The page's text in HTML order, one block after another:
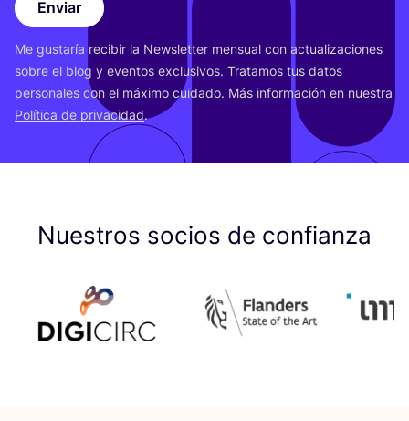
Enviar
Me gus­ta­ría reci­bir la News­let­ter men­sual con actua­li­za­cio­nes
sobre el blog y even­tos exclu­si­vos. Tra­ta­mos tus datos
per­so­na­les con el máxi­mo cui­da­do. Más infor­ma­ción en nues­tra
Polí­ti­ca de pri­va­ci­dad.
Nuestros socios de confianza